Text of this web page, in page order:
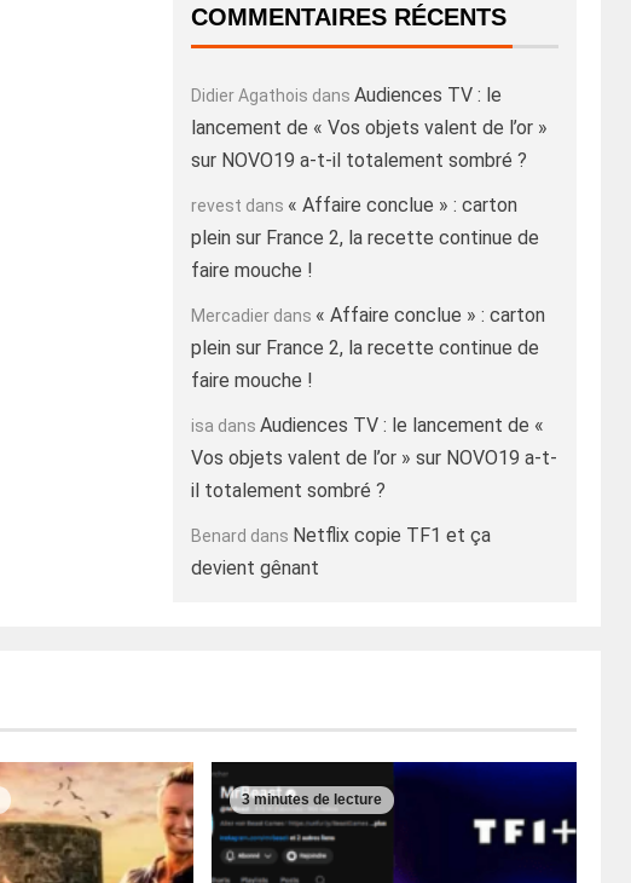
COMMENTAIRES RÉCENTS
Didier Agathois dans Audiences TV : le
lancement de « Vos objets valent de l’or »
sur NOVO19 a-t-il totalement sombré ?
revest dans « Affaire conclue » : carton
plein sur France 2, la recette continue de
faire mouche !
Mercadierdans « Affaire conclue » : carton
plein sur France 2, la recette continue de
faire mouche !
isa dans Audiences TV : le lancement de «
Vos objets valent de l’or » sur NOVO19 a-t-
il totalement sombré ?
Benard dans Netflix copie TF1 et ça
devient gênant
3 minutes de lecture